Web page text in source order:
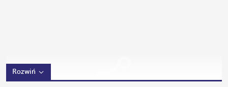
Rozwiń